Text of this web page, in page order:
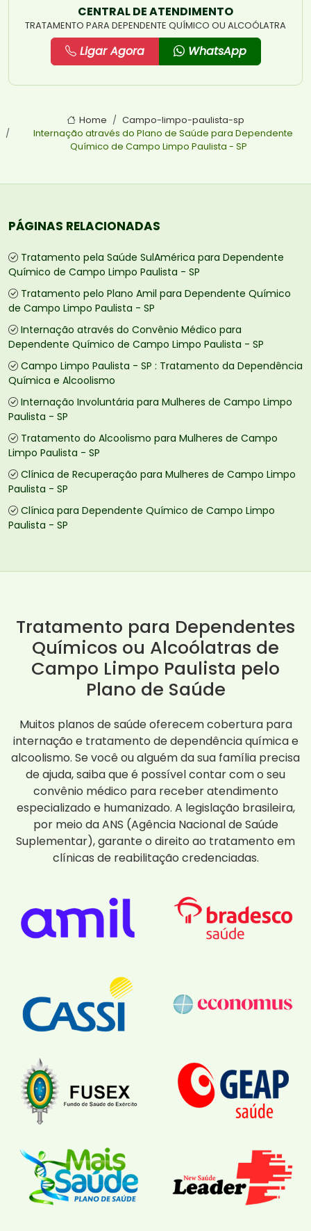
CENTRAL DE ATENDIMENTO
TRATAMENTO PARA DEPENDENTE QUÍMICO OU ALCOÓLATRA
Ligar Agora WhatsApp
Home
Campo-limpo-paulista-sp
Internação através do Plano de Saúde para Dependente
Químico de Campo Limpo Paulista - SP
PÁGINAS RELACIONADAS
Tratamento pela Saúde SulAmérica para Dependente
Químico de Campo Limpo Paulista - SP
Tratamento pelo Plano Amil para Dependente Químico
de Campo Limpo Paulista - SP
Internação através do Convênio Médico para
Dependente Químico de Campo Limpo Paulista - SP
Campo Limpo Paulista - SP : Tratamento da Dependência
Química e Alcoolismo
Internação Involuntária para Mulheres de Campo Limpo
Paulista - SP
Tratamento do Alcoolismo para Mulheres de Campo
Limpo Paulista - SP
Clínica de Recuperação para Mulheres de Campo Limpo
Paulista - SP
Clínica para Dependente Químico de Campo Limpo
Paulista - SP
Tratamento para Dependentes
Químicos ou Alcoólatras de
Campo Limpo Paulista pelo
Plano de Saúde
Muitos planos de saúde oferecem cobertura para
internação e tratamento de dependência química e
alcoolismo. Se você ou alguém da sua família precisa
de ajuda, saiba que é possível contar com o seu
convênio médico para receber atendimento
especializado e humanizado. A legislação brasileira,
por meio da ANS (Agência Nacional de Saúde
Suplementar), garante o direito ao tratamento em
clínicas de reabilitação credenciadas.